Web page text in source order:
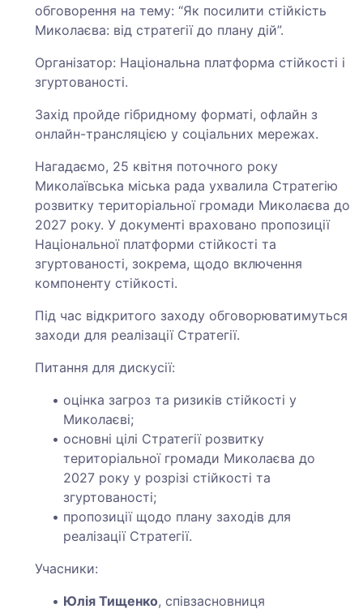
обговорення на тему: “Як посилити стійкість
Миколаєва: від стратегії до плану дій”.
Організатор: Національна платформа стійкості і
згуртованості.
Захід пройде гібридному форматі, офлайн з
онлайн-трансляцією у соціальних мережах.
Нагадаємо, 25 квітня поточного року
Миколаївська міська рада ухвалила Стратегію
розвитку територіальної громади Миколаєва до
2027 року. У документі враховано пропозиції
Національної платформи стійкості та
згуртованості, зокрема, щодо включення
компоненту стійкості.
Під час відкритого заходу обговорюватимуться
заходи для реалізації Стратегії.
Питання для дискусії:
оцінка загроз та ризиків стійкості у
Миколаєві;
основні цілі Стратегії розвитку
територіальної громади Миколаєва до
2027 року у розрізі стійкості та
згуртованості;
пропозиції щодо плану заходів для
реалізації Стратегії.
Учасники:
Юлія Тищенко, співзасновниця